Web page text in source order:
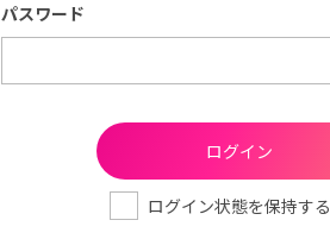
パスワード
ログイン状態を保持する